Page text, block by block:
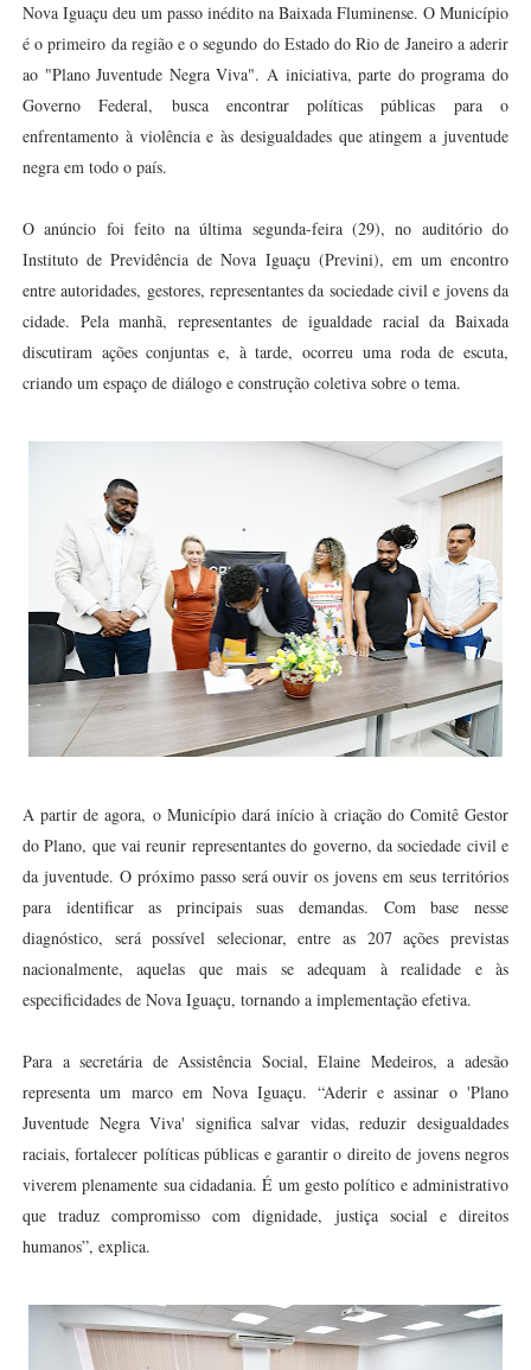
Nova Iguaçu deu um passo inédito na Baixada Fluminense. O Município
é o primeiro da região e o segundo do Estado do Rio de Janeiro a aderir
ao "Plano Juventude Negra Viva". A iniciativa, parte do programa do
Governo Federal, busca encontrar políticas públicas para o
enfrentamento à violência e às desigualdades que atingem a juventude
negra em todo o país.
O anúncio foi feito na última segunda-feira (29), no auditório do
Instituto de Previdência de Nova Iguaçu (Previni), em um encontro
entre autoridades, gestores, representantes da sociedade civil e jovens da
cidade. Pela manhã, representantes de igualdade racial da Baixada
discutiram ações conjuntas e, à tarde, ocorreu uma roda de escuta,
criando um espaço de diálogo e construção coletiva sobre o tema.
A partir de agora, o Município dará início à criação do Comitê Gestor
do Plano, que vai reunir representantes do governo, da sociedade civil e
da juventude. O próximo passo será ouvir os jovens em seus territórios
para identificar as principais suas demandas. Com base nesse
diagnóstico, será possível selecionar, entre as 207 ações previstas
nacionalmente, aquelas que mais se adequam à realidade e às
especificidades de Nova Iguaçu, tornando a implementação efetiva.
Para a secretária de Assistência Social, Elaine Medeiros, a adesão
representa um marco em Nova Iguaçu. “Aderir e assinar o 'Plano
Juventude Negra Viva' significa salvar vidas, reduzir desigualdades
raciais, fortalecer políticas públicas e garantir o direito de jovens negros
viverem plenamente sua cidadania. É um gesto político e administrativo
que traduz compromisso com dignidade, justiça social e direitos
humanos”, explica.